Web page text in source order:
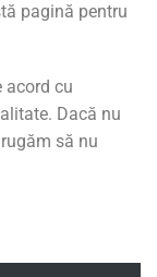
pagină pentru
acord cu
Dacă nu
să nu